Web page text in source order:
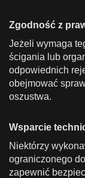
Zgodność z
Jeżeli wymaga
ścigania lub
odpowiednich
obejmować
oszustwa.
Wsparcie
Niektórzy
ograniczonego
zapewnić